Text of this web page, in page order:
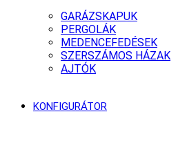
GARÁZSKAPUK
PERGOLÁK
MEDENCEFEDÉSEK
SZERSZÁMOS HÁZAK
AJTÓK
KONFIGURÁTOR